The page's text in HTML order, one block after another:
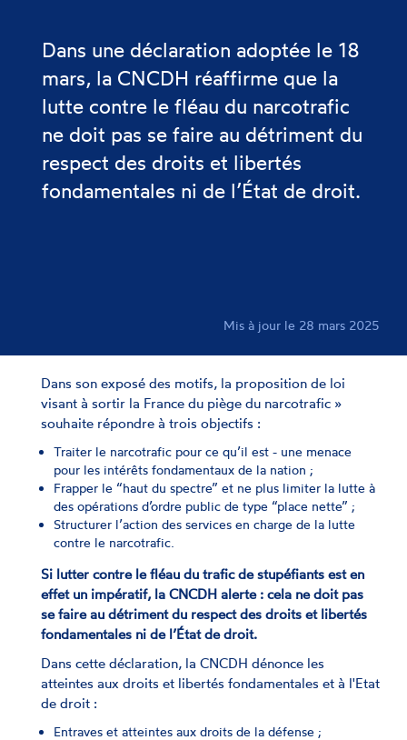
Dans une déclaration adoptée le 18
mars, la CNCDH réaffirme que la
lutte contre le fléau du narcotrafic
ne doit pas se faire au détriment du
respect des droits et libertés
fondamentales ni de l’État de droit.
Mis à jour le 28 mars 2025
Dans son exposé des motifs, la proposition de loi
visant à sortir la France du piège du narcotrafic »
souhaite répondre à trois objectifs :
Traiter le narcotrafic pour ce qu’il est - une menace
pour les intérêts fondamentaux de la nation ;
Frapper le “haut du spectre” et ne plus limiter la lutte à
des opérations d’ordre public de type “place nette” ;
Structurer l’action des services en charge de la lutte
contre le narcotrafic.
Si lutter contre le fléau du trafic de stupéfiants est en
effet un impératif, la CNCDH alerte : cela ne doit pas
se faire au détriment du respect des droits et libertés
fondamentales ni de l’État de droit.
Dans cette déclaration, la CNCDH dénonce les
atteintes aux droits et libertés fondamentales et à l'Etat
de droit :
Entraves et atteintes aux droits de la défense ;